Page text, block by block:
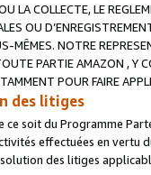
LA COLLECTE, LE
OU
NOTRE
PARTIE AMAZON , Y
POUR FAIRE
des litiges
soit du Programme
effectuées en vertu
des litiges